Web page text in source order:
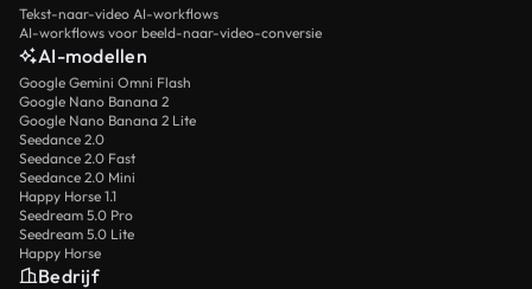
Tekst-naar-video AI-workflows
AI-workflows voor beeld-naar-video-conversie
AI-modellen
Google Gemini Omni Flash
Google Nano Banana 2
Google Nano Banana 2 Lite
Seedance 2.0
Seedance 2.0 Fast
Seedance 2.0 Mini
Happy Horse 1.1
Seedream 5.0 Pro
Seedream 5.0 Lite
Happy Horse
Bedrijf